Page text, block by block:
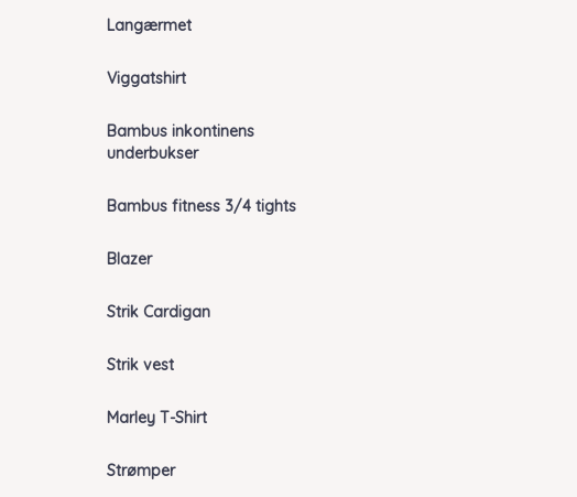
Langærmet
Viggatshirt
Bambus inkontinens
underbukser
Bambus fitness 3/4 tights
Blazer
Strik Cardigan
Strik vest
Marley T-Shirt
Strømper